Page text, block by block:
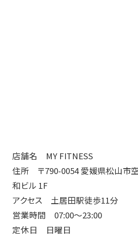
店舗名 MY FITNESS
住所 〒790-0054 愛媛県松山市空
和ビル 1F
アクセス 土居田駅徒歩11分
営業時間 07:00～23:00
定休日 日曜日